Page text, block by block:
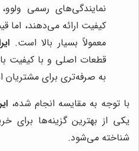
نمایندگی‌های رسمی
کیفیت ارائه می‌دهند، اما
معمولاً بسیار بالا است.
قطعات اصلی و با کیفیت
به صرفه‌تری برای
با توجه به مقایسه انجام شده،
یکی از بهترین گزینه‌ها برای
شناخته می‌شود.